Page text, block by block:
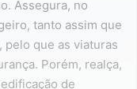
Assegura, no
tanto assim que
pelo que as viaturas
Porém, realça,
de